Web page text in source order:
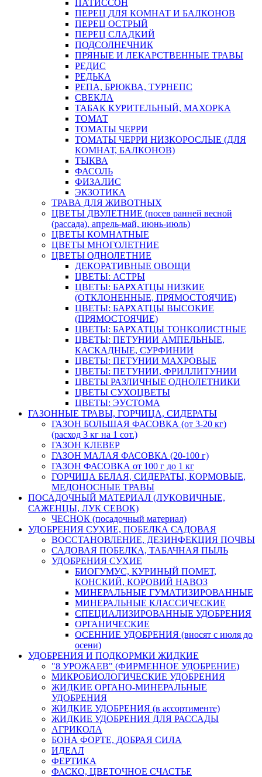
ПАТИССОН
ПЕРЕЦ ДЛЯ КОМНАТ И БАЛКОНОВ
ПЕРЕЦ ОСТРЫЙ
ПЕРЕЦ СЛАДКИЙ
ПОДСОЛНЕЧНИК
ПРЯНЫЕ И ЛЕКАРСТВЕННЫЕ ТРАВЫ
РЕДИС
РЕДЬКА
РЕПА, БРЮКВА, ТУРНЕПС
СВЕКЛА
ТАБАК КУРИТЕЛЬНЫЙ, МАХОРКА
ТОМАТ
ТОМАТЫ ЧЕРРИ
ТОМАТЫ ЧЕРРИ НИЗКОРОСЛЫЕ (ДЛЯ
КОМНАТ, БАЛКОНОВ)
ТЫКВА
ФАСОЛЬ
ФИЗАЛИС
ЭКЗОТИКА
ТРАВА ДЛЯ ЖИВОТНЫХ
ЦВЕТЫ ДВУЛЕТНИЕ (посев ранней весной
(рассада), апрель-май, июнь-июль)
ЦВЕТЫ КОМНАТНЫЕ
ЦВЕТЫ МНОГОЛЕТНИЕ
ЦВЕТЫ ОДНОЛЕТНИЕ
ДЕКОРАТИВНЫЕ ОВОЩИ
ЦВЕТЫ: АСТРЫ
ЦВЕТЫ: БАРХАТЦЫ НИЗКИЕ
(ОТКЛОНЕННЫЕ, ПРЯМОСТОЯЧИЕ)
ЦВЕТЫ: БАРХАТЦЫ ВЫСОКИЕ
(ПРЯМОСТОЯЧИЕ)
ЦВЕТЫ: БАРХАТЦЫ ТОНКОЛИСТНЫЕ
ЦВЕТЫ: ПЕТУНИИ АМПЕЛЬНЫЕ,
КАСКАДНЫЕ, СУРФИНИИ
ЦВЕТЫ: ПЕТУНИИ МАХРОВЫЕ
ЦВЕТЫ: ПЕТУНИИ, ФРИЛЛИТУНИИ
ЦВЕТЫ РАЗЛИЧНЫЕ ОДНОЛЕТНИКИ
ЦВЕТЫ СУХОЦВЕТЫ
ЦВЕТЫ: ЭУСТОМА
ГАЗОННЫЕ ТРАВЫ, ГОРЧИЦА, СИДЕРАТЫ
ГАЗОН БОЛЬШАЯ ФАСОВКА (от 3-20 кг)
(расход 3 кг на 1 сот.)
ГАЗОН КЛЕВЕР
ГАЗОН МАЛАЯ ФАСОВКА (20-100 г)
ГАЗОН ФАСОВКА от 100 г до 1 кг
ГОРЧИЦА БЕЛАЯ, СИДЕРАТЫ, КОРМОВЫЕ,
МЕДОНОСНЫЕ ТРАВЫ
ПОСАДОЧНЫЙ МАТЕРИАЛ (ЛУКОВИЧНЫЕ,
САЖЕНЦЫ, ЛУК СЕВОК)
ЧЕСНОК (посадочный материал)
УДОБРЕНИЯ СУХИЕ, ПОБЕЛКА САДОВАЯ
ВОССТАНОВЛЕНИЕ, ДЕЗИНФЕКЦИЯ ПОЧВЫ
САДОВАЯ ПОБЕЛКА, ТАБАЧНАЯ ПЫЛЬ
УДОБРЕНИЯ СУХИЕ
БИОГУМУС, КУРИНЫЙ ПОМЕТ,
КОНСКИЙ, КОРОВИЙ НАВОЗ
МИНЕРАЛЬНЫЕ ГУМАТИЗИРОВАННЫЕ
МИНЕРАЛЬНЫЕ КЛАССИЧЕСКИЕ
СПЕЦИАЛИЗИРОВАННЫЕ УДОБРЕНИЯ
ОРГАНИЧЕСКИЕ
ОСЕННИЕ УДОБРЕНИЯ (вносят с июля до
осени)
УДОБРЕНИЯ И ПОДКОРМКИ ЖИДКИЕ
"8 УРОЖАЕВ" (ФИРМЕННОЕ УДОБРЕНИЕ)
МИКРОБИОЛОГИЧЕСКИЕ УДОБРЕНИЯ
ЖИДКИЕ ОРГАНО-МИНЕРАЛЬНЫЕ
УДОБРЕНИЯ
ЖИДКИЕ УДОБРЕНИЯ (в ассортименте)
ЖИДКИЕ УДОБРЕНИЯ ДЛЯ РАССАДЫ
АГРИКОЛА
БОНА ФОРТЕ, ДОБРАЯ СИЛА
ИДЕАЛ
ФЕРТИКА
ФАСКО, ЦВЕТОЧНОЕ СЧАСТЬЕ